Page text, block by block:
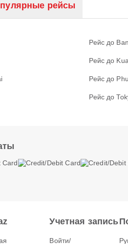
рейсы
Рейс до
Рейс до
Рейс до
Рейс до
Учетная запись
Войти/